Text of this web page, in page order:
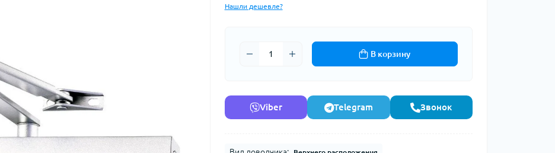
Нашли дешевле?
В корзину
Viber Telegram Звонок